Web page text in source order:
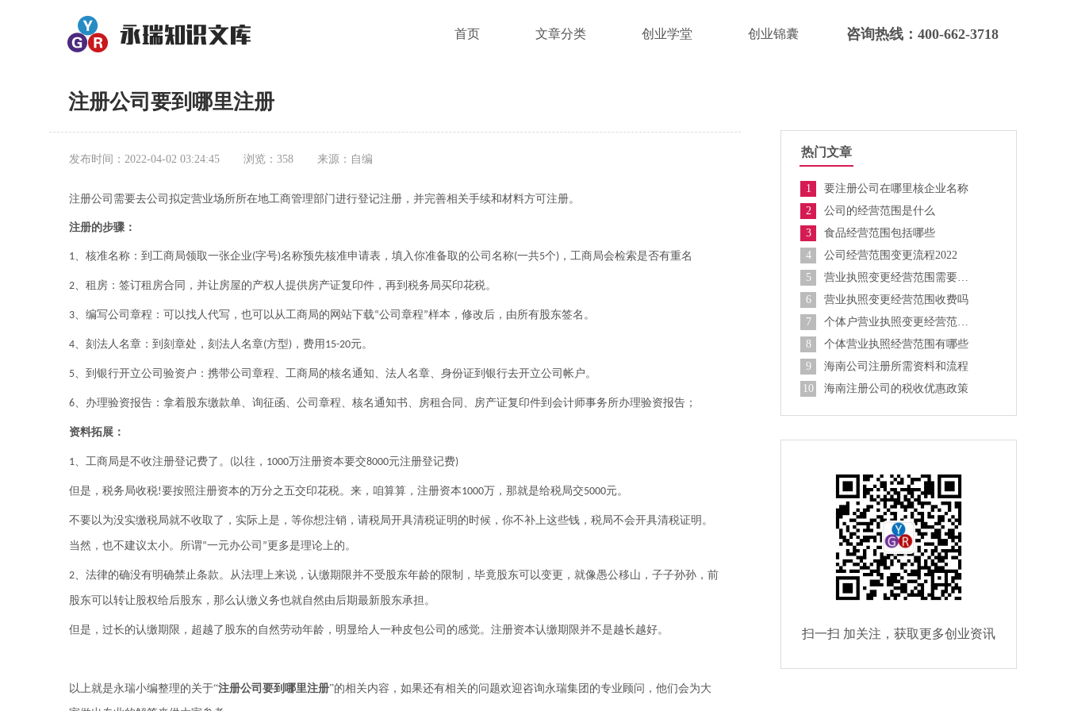
首页 文章分类 创业学堂 创业锦囊 咨询热线：400-662-3718
注册公司要到哪里注册
发布时间：2022-04-02 03:24:45 浏览：358 来源：自编
注册公司需要去公司拟定营业场所所在地工商管理部门进行登记注册，并完善相关手续和材料方可注册。
注册的步骤：
1、核准名称：到工商局领取一张企业(字号)名称预先核准申请表，填入你准备取的公司名称(一共5个) ，工商局会检索是否有重名
2、租房：签订租房合同，并让房屋的产权人提供房产证复印件，再到税务局买印花税。
3、编写公司章程：可以找人代写，也可以从工商局的网站下载“公司章程”样本，修改后，由所有股东签名。
4、刻法人名章：到刻章处，刻法人名章(方型) ，费用 15-20元。
5、到银行开立公司验资户：携带公司章程、工商局的核名通知、法人名章、身份证到银行去开立公司帐户。
6、办理验资报告：拿着股东缴款单、询征函、公司章程、核名通知书、房租合同、房产证复印件到会计师事务所办理验资报告；
资料拓展：
1、工商局是不收注册登记费了。 (以往， 1000万注册资本要交8000元注册登记费)
但是，税务局收税!要按照注册资本的万分之五交印花税。来，咱算算，注册资本1000万，那就是给税局交5000元。
不要以为没实缴税局就不收取了，实际上是，等你想注销，请税局开具清税证明的时候，你不补上这些钱，税局不会开具清税证明。
当然，也不建议太小。所谓“一元办公司 ”更多是理论上的。
2、法律的确没有明确禁止条款。从法理上来说，认缴期限并不受股东年龄的限制，毕竟股东可以变更，就像愚公移山，子子孙孙，前
股东可以转让股权给后股东，那么认缴义务也就自然由后期最新股东承担。
但是，过长的认缴期限，超越了股东的自然劳动年龄，明显给人一种皮包公司的感觉。注册资本认缴期限并不是越长越好。
以上就是永瑞小编整理的关于“注册公司要到哪里注册”的相关内容，如果还有相关的问题欢迎咨询永瑞集团的专业顾问，他们会为大
热门文章
1
要注册公司在哪里核企业名称
2
公司的经营范围是什么
3
食品经营范围包括哪些
4
公司经营范围变更流程2022
5
营业执照变更经营范围需要什么资料
6
营业执照变更经营范围收费吗
7
个体户营业执照变更经营范围需要什么材料
8
个体营业执照经营范围有哪些
9
海南公司注册所需资料和流程
10
海南注册公司的税收优惠政策
扫一扫 加关注，获取更多创业资讯